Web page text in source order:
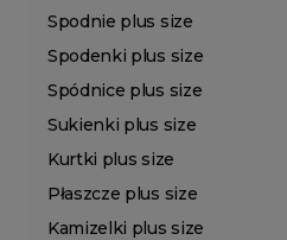
Spodnie plus size
Spodenki plus size
Spódnice plus size
Sukienki plus size
Kurtki plus size
Płaszcze plus size
Kamizelki plus size